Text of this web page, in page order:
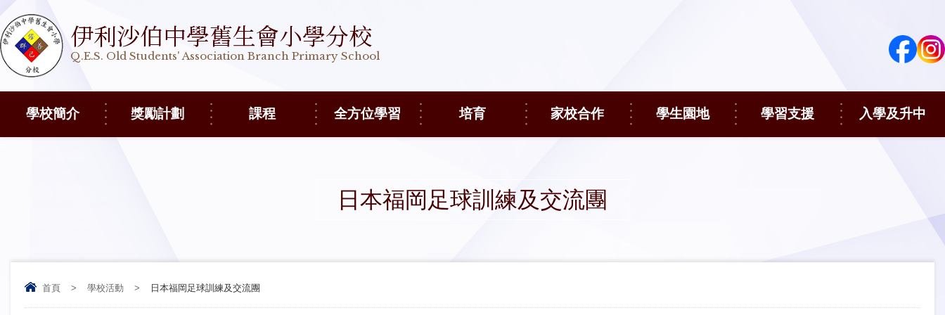
伊利沙伯中學舊生會小學分校
Q.E.S. Old Students' Association Branch Primary School
學校簡介 獎勵計劃 課程 全方位學習 培育 家校合作 學生園地 學習支援 入學及升中
日本福岡足球訓練及交流團
首頁 > 學校活動 > 日本福岡足球訓練及交流團